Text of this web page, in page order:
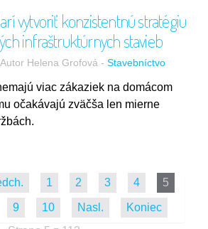
vytvoriť konzistentnú stratégiu
infraštruktúrnych stavieb
Autor Helena Grofová-Stavebníctvo
viac zákaziek na domácom
očakávajú zväčša len mierne
1 2 3 4 5
9 10 Nasl.
Koniec